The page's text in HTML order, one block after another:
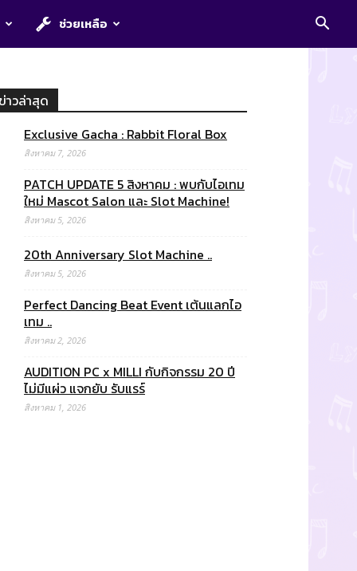
ช่วยเหลือ
าวล่าสุด
Exclusive Gacha : Rabbit Floral Box
สิงหาคม 7, 2026
PATCH UPDATE 5 สิงหาคม : พบกับไอเทม
ใหม่ Mascot Salon และ Slot Machine!
สิงหาคม 5, 2026
20th Anniversary Slot Machine ..
สิงหาคม 5, 2026
Perfect Dancing Beat Event เต้นแลกไอ
เทม ..
สิงหาคม 2, 2026
AUDITION PC x MILLI กับกิจกรรม 20 ปี
ไม่มีแผ่ว แจกยับ รับแรร์
สิงหาคม 1, 2026